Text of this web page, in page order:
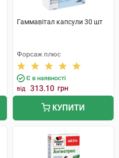
Гаммавітал капсули 30 шт
Форсаж плюс
Є в наявності
від 313.10 грн
КУПИТИ